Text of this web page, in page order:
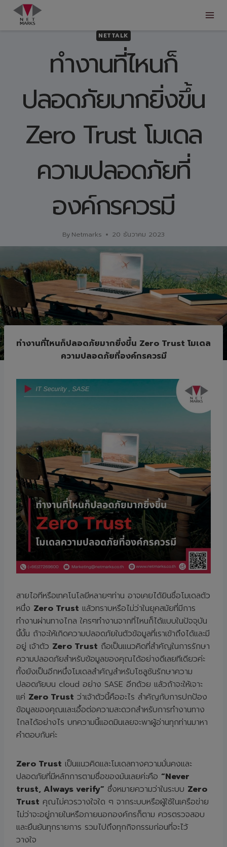
NETTALK
ทำงานที่ไหนก็
ปลอดภัยมากยิ่งขึ้น
Zero Trust โมเดล
ความปลอดภัยที่
องค์กรควรมี
By Netmarks 20 ธันวาคม 2023
ทำงานที่ไหนก็ปลอดภัยมากยิ่งขึ้น Zero Trust โมเดล
ความปลอดภัยที่องค์กรควรมี
สายไอทีหรือเทคโนโลยีหลายๆท่าน อาจเคยได้ยินชื่อโมเดลตัว
หนึ่ง Zero Trust แล้วทราบหรือไม่ว่าในยุคสมัยที่มีการ
ทำงานผ่านทางไกล ใครๆทำงานจากที่ไหนก็ได้แบบในปัจจุบัน
นี้นั้น ถ้าจะให้เกิดความปลอดภัยในตัวข้อมูลที่เราเข้าถึงได้และมี
อยู่ เจ้าตัว Zero Trust ถือเป็นแนวคิดที่สำคัญในการรักษา
ความปลอดภัยสำหรับข้อมูลของคุณได้อย่างดีเลยทีเดียวค่ะ
ทั้งยังเป็นอีกหนึ่งโมเดลสำคัญสำหรับโซลูชันรักษาความ
ปลอดภัยบน cloud อย่าง SASE อีกด้วย แล้วถ้าจะให้เจาะ
แค่ Zero Trust ว่าเจ้าตัวนี้คืออะไร สำคัญกับการปกป้อง
ข้อมูลของคุณและเอื้อต่อความสะดวกสำหรับการทำงานทาง
ไกลได้อย่างไร บทความนี้แอดมินเลยจะพาผู้อ่านทุกท่านมาหา
คำตอบกันค่ะ
Zero Trust เป็นแนวคิดและโมเดลทางความมั่นคงและ
ปลอดภัยที่มีหลักการตามชื่อของมันเลยค่ะคือ “Never
trust, Always verify” ซึ่งหมายความว่าในระบบ Zero
Trust คุณไม่ควรวางใจใด ๆ จากระบบหรือผู้ใช้ในเครือข่าย
ไม่ว่าจะอยู่ภายในหรือภายนอกองค์กรก็ตาม ควรตรวจสอบ
และยืนยันทุกรายการ รวมไปถึงทุกกิจกรรมก่อนที่จะไว้
วางใจ